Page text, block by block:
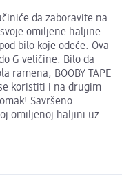
da zaboravite na
omiljene haljine.
bilo koje odeće. Ova
G veličine. Bilo da
ramena, BOOBY TAPE
koristiti i na drugim
Savršeno
omiljenoj haljini uz